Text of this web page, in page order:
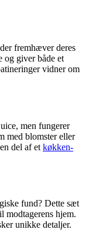
fremhæver deres
og giver både et
vidner om
men fungerer
med blomster eller
del af et køkken-
fund? Dette sæt
modtagerens hjem.
unikke detaljer.